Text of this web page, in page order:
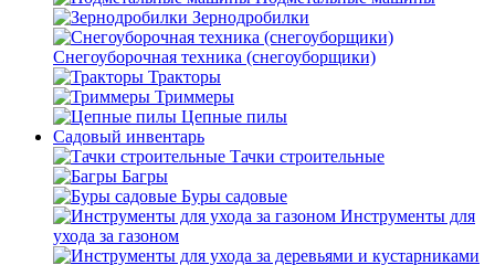
Зернодробилки
Снегоуборочная техника (снегоуборщики)
Тракторы
Триммеры
Цепные пилы
Садовый инвентарь
Тачки строительные
Багры
Буры садовые
Инструменты для
ухода за газоном